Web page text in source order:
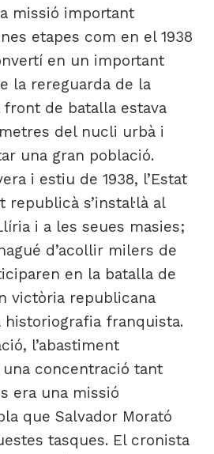
missió important
etapes com en el 1938
en un important
la rereguarda de la
de batalla estava
del nucli urbà i
una gran població.
i estiu de 1938, l’Estat
republicà s’instal·là al
i a les seues masies;
d’acollir milers de
en la batalla de
victòria republicana
historiografia franquista.
l’abastiment
una concentració tant
era una missió
que Salvador Morató
tasques. El cronista